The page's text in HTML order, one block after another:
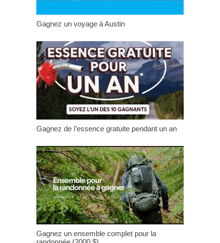
Gagnez un voyage à Austin
Gagnez de l’essence gratuite pendant un an
Gagnez un ensemble complet pour la